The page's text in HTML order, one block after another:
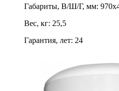
Габариты, В/Ш/Г, мм:
Вес, кг: 25,5
Гарантия, лет: 24